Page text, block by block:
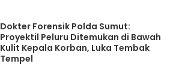
Dokter Forensik Polda Sumut:
Proyektil Peluru Ditemukan di Bawah
Kulit Kepala Korban, Luka Tembak
Tempel